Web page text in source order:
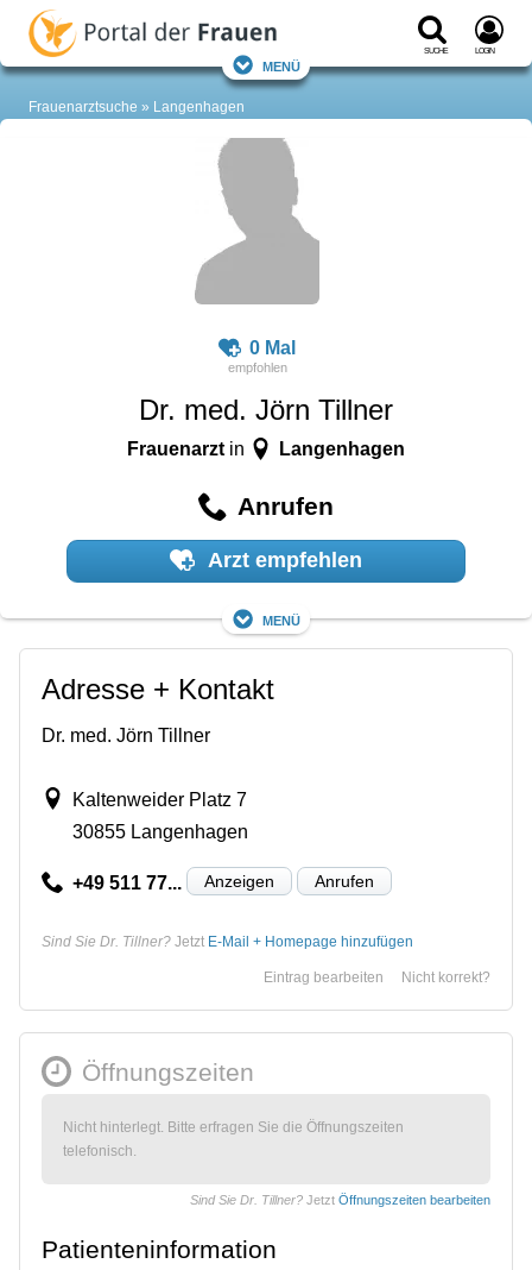
Suche Login
Menü
Frauenarztsuche Langenhagen
0 Mal
Dr. med. Jörn Tillner
Frauenarztin Langenhagen
Anrufen
Arzt empfehlen
Menü
Adresse + Kontakt
Dr. med. Jörn Tillner
Kaltenweider Platz 7
30855 Langenhagen
+49 511 77... Anzeigen Anrufen
Sind Sie Dr. Tillner? Jetzt E-Mail + Homepage hinzufügen
Nicht korrekt?
Eintrag bearbeiten
Öffnungszeiten
Nicht hinterlegt. Bitte erfragen Sie die Öffnungszeiten
telefonisch.
Sind Sie Dr. Tillner? Jetzt Öffnungszeiten bearbeiten
Patienteninformation